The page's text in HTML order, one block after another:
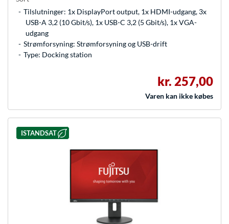
Tilslutninger: 1x DisplayPort output, 1x HDMI-udgang, 3x
USB-A 3,2 (10 Gbit/s), 1x USB-C 3,2 (5 Gbit/s), 1x VGA-
udgang
Strømforsyning: Strømforsyning og USB-drift
Type: Docking station
kr. 257,00
Varen kan ikke købes
ISTANDSAT